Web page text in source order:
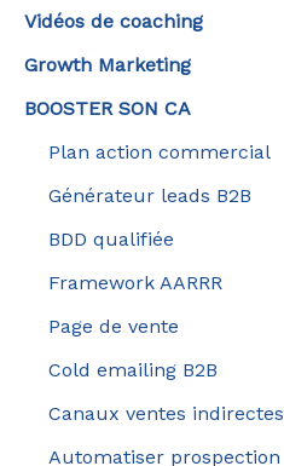
Vidéos de coaching
Growth Marketing
BOOSTER SON CA
Plan action commercial
Générateur leads B2B
BDD qualifiée
Framework AARRR
Page de vente
Cold emailing B2B
Canaux ventes indirectes
Automatiser prospection